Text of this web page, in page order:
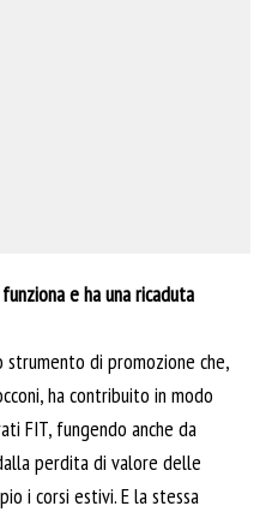
e ha una ricaduta
di promozione che,
ha contribuito in modo
FIT, fungendo anche da
perdita di valore delle
i corsi estivi. E la stessa